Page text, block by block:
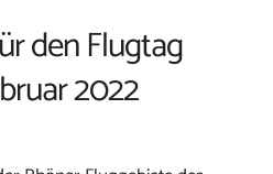
den Flugtag
2022